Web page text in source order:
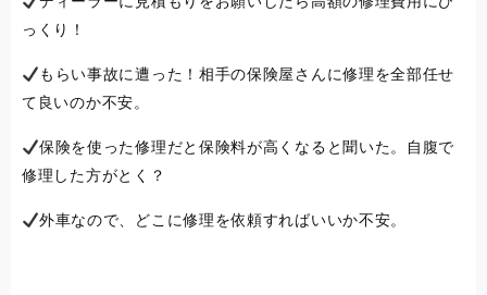
っくり！
もらい事故に遭った！相手の保険屋さんに修理を全部任せ
て良いのか不安。
保険を使った修理だと保険料が高くなると聞いた。自腹で
修理した方がとく？
外車なので、どこに修理を依頼すればいいか不安。